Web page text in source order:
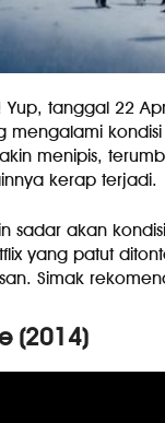
Yup, tanggal 22
mengalami
menipis,
kerap terjadi.
sadar akan
yang patut
Simak
(2014)